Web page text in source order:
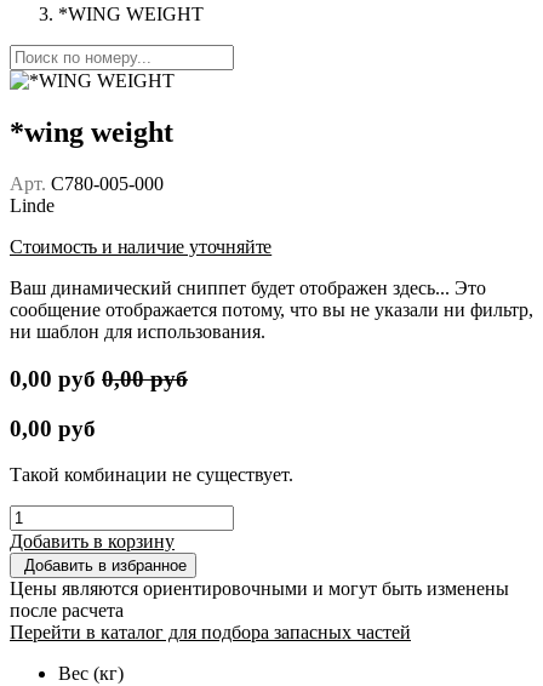
*WING WEIGHT
*wing weight
Арт. C780-005-000
Linde
Стоимость и наличие уточняйте
Ваш динамический сниппет будет отображен здесь... Это
сообщение отображается потому, что вы не указали ни фильтр,
ни шаблон для использования.
0,00 руб 0,00руб
0,00 руб
Такой комбинации не существует.
Добавить в корзину
Добавить в избранное
Цены являются ориентировочными и могут быть изменены
после расчета
Перейти в каталог для подбора запасных частей
Вес (кг)